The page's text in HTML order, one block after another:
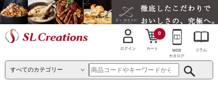
ログイン カート
0
WEB
カタログ
コラム